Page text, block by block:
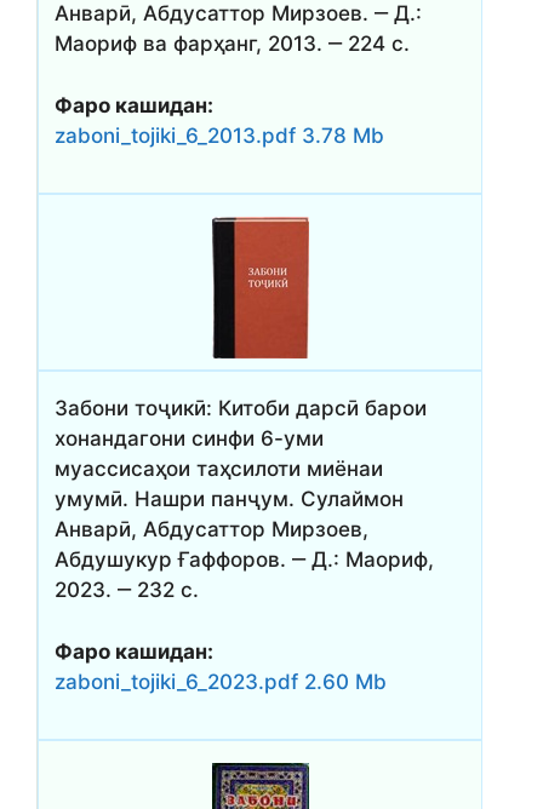
Анварӣ, Абдусаттор Мирзоев. ‒ Д.:
Маориф ва фарҳанг, 2013. ‒ 224 с.
Фаро кашидан:
zaboni_tojiki_6_2013.pdf 3.78 Mb
Забони тоҷикӣ: Китоби дарсӣ барои
хонандагони синфи 6-уми
муассисаҳои таҳсилоти миёнаи
умумӣ. Нашри панҷум. Сулаймон
Анварӣ, Абдусаттор Мирзоев,
Абдушукур Ғаффоров. ‒ Д.: Маориф,
2023. ‒ 232 с.
Фаро кашидан:
zaboni_tojiki_6_2023.pdf 2.60 Mb